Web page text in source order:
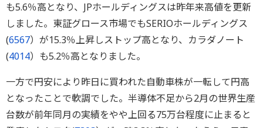
も5.6％高となり、JPホールディングスは昨年来高値を更新
しました。東証グロース市場でもSERIOホールディングス
(6567）が15.3％上昇しストップ高となり、カラダノート
(4014）も5.2％高となりました。
一方で円安により昨日に買われた自動車株が一転して円高
となったことで軟調でした。半導体不足から2月の世界生産
台数が前年同月の実績をやや上回る75万台程度に止まると